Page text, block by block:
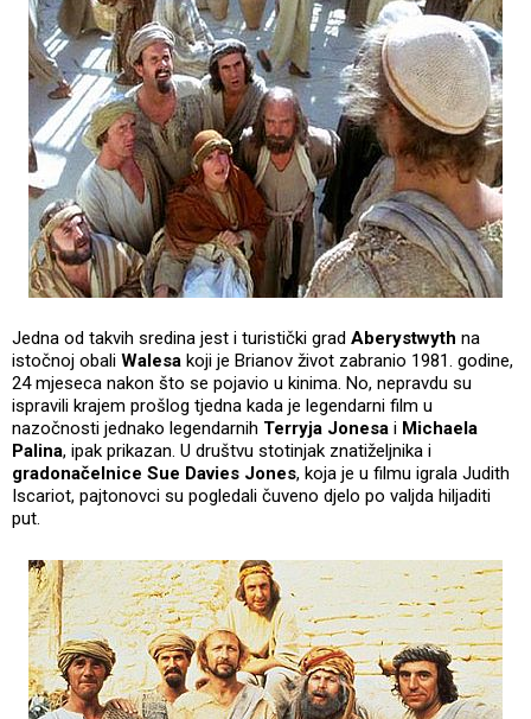
Jedna od takvih sredina jest i turistički grad Aberystwyth na
istočnoj obali Walesa koji je Brianov život zabranio 1981. godine,
24 mjeseca nakon što se pojavio u kinima. No, nepravdu su
ispravili krajem prošlog tjedna kada je legendarni film u
nazočnosti jednako legendarnih Terryja Jonesa i Michaela
Palina, ipak prikazan. U društvu stotinjak znatiželjnika i
gradonačelnice Sue Davies Jones, koja je u filmu igrala Judith
Iscariot, pajtonovci su pogledali čuveno djelo po valjda hiljaditi
put.